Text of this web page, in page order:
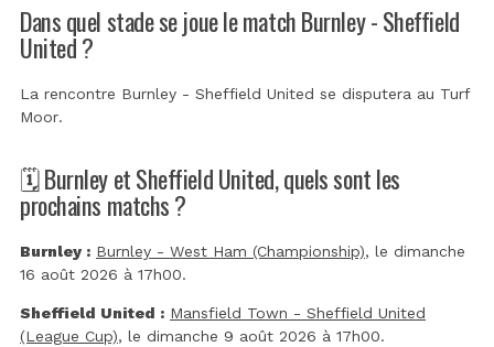
Dans quel stade se joue le match Burnley - Sheffield
United ?
La rencontre Burnley - Sheffield United se disputera au Turf
Moor.
🗓️ Burnley et Sheffield United, quels sont les
prochains matchs ?
Burnley : Burnley - West Ham (Championship), le dimanche
16 août 2026 à 17h00.
Sheffield United : Mansfield Town - Sheffield United
(League Cup), le dimanche 9 août 2026 à 17h00.